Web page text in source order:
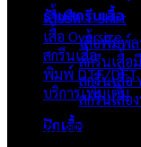
ร้านสกรีนเสื้อ
เสื้อพิมพ์ล
สกรีนเสื้อ
สกรีนเสื้อ
สกรีนเสื้อ
ปักเสื้อ
เสื้อยืด T-Shirt
เสื้อ Oversize
สกรีนเสื้อ
พิมพ์ DTF/DFT
บริการเพิ่มเติม
ภาพรวมเว็บไซต์